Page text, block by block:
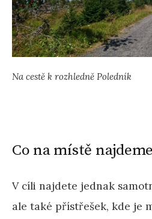
Na cestě k rozhledně Poledník
Co na místě
V cíli najdete jednak
ale také přístřešek, kde je